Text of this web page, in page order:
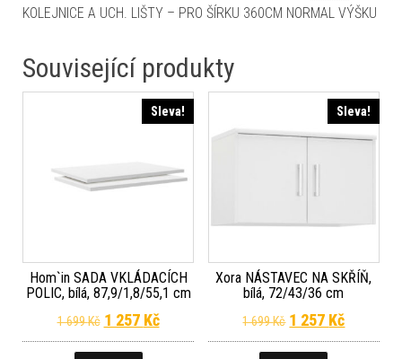
KOLEJNICE A UCH. LIŠTY – PRO ŠÍRKU 360CM NORMAL VÝŠKU
Související produkty
Sleva!
Hom`in SADA VKLÁDACÍCH
POLIC, bílá, 87,9/1,8/55,1 cm
1 699Kč Původní cena byla: 1 699 Kč.
1 257 KčAktuální cena je: 1 257 Kč.
Sleva!
Xora NÁSTAVEC NA SKŘÍŇ,
bílá, 72/43/36 cm
1 699Kč Původní cena
1 257 KčAktuální